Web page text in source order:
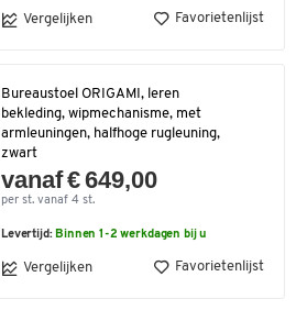
Vergelijken Favorietenlijst
Bureaustoel ORIGAMI, leren
bekleding, wipmechanisme, met
armleuningen, halfhoge rugleuning,
zwart
vanaf € 649,00
per st. vanaf 4 st.
Levertijd: Binnen 1-2 werkdagen bij u
Vergelijken Favorietenlijst